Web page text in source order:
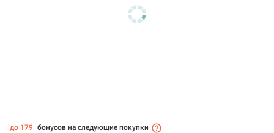
до 179 бонусов на следующие покупки